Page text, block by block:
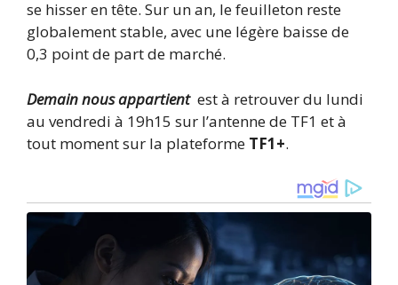
se hisser en tête. Sur un an, le feuilleton reste
globalement stable, avec une légère baisse de
0,3 point de part de marché.
Demain nous appartient est à retrouver du lundi
au vendredi à 19h15 sur l’antenne de TF1 et à
tout moment sur la plateforme TF1+.